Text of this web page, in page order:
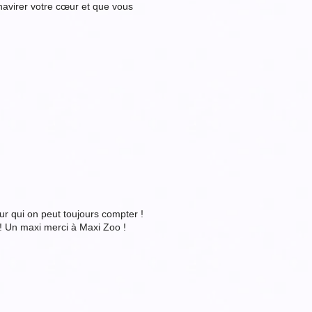
votre cœur et que vous
qui on peut toujours compter !
maxi merci à Maxi Zoo !